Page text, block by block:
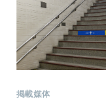
掲載媒体